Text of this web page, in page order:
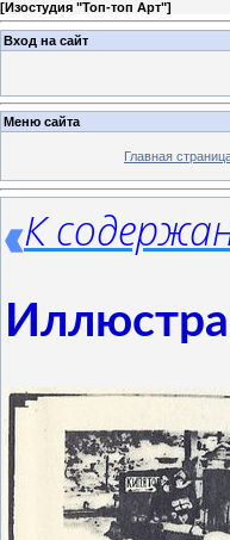
[Изостудия "Топ-топ Арт"]
Вход на сайт
Меню сайта
Главная
К